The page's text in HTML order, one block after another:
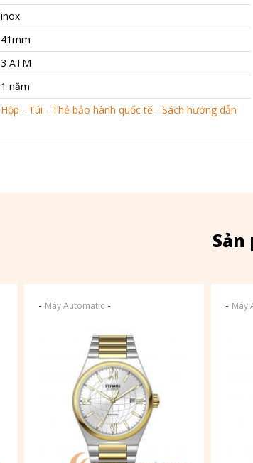
inox
41mm
3 ATM
1 năm
Hộp - Túi - Thẻ bảo hành quốc tế - Sách hướng dẫn
- Máy Automatic- - Máy